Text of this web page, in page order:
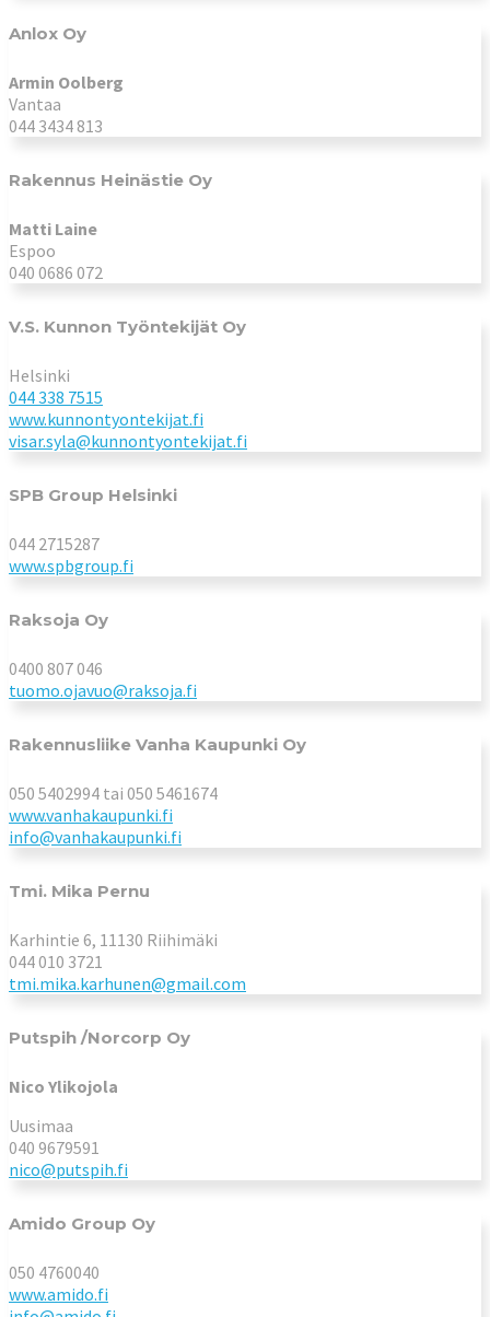
Anlox Oy
Armin Oolberg
Vantaa
044 3434 813
Rakennus Heinästie Oy
Matti Laine
Espoo
040 0686 072
V.S. Kunnon Työntekijät Oy
Helsinki
044 338 7515
www.kunnontyontekijat.fi
visar.syla@kunnontyontekijat.fi
SPB Group Helsinki
044 2715287
www.spbgroup.fi
Raksoja Oy
0400 807 046
tuomo.ojavuo@raksoja.fi
Rakennusliike Vanha Kaupunki Oy
050 5402994 tai 050 5461674
www.vanhakaupunki.fi
info@vanhakaupunki.fi
Tmi. Mika Pernu
Karhintie 6, 11130 Riihimäki
044 010 3721
tmi.mika.karhunen@gmail.com
Putspih /Norcorp Oy
Nico Ylikojola
Uusimaa
040 9679591
nico@putspih.fi
Amido Group Oy
050 4760040
www.amido.fi